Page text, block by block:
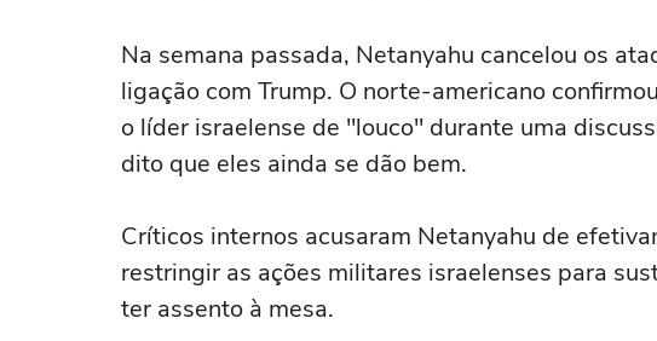
Na semana passada, ‌Netanyahu cancelou os
ligação com Trump. O norte-americano
o líder israelense de "louco" durante uma
dito que eles ainda se dão bem.
Críticos internos acusaram Netanyahu de
restringir as ações militares israelenses para
ter assento à mesa.